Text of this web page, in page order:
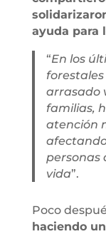
ayuda para
“En los
arrasado
familias,
atención
personas
vida”.
Poco
haciendo